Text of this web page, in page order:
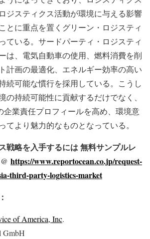
ジスティクス活動が環境に与える影響
とに重点を置くグリーン・ロジスティ
ている。サードパーティ・ロジスティ
は、電気自動車の使用、燃料消費を削
計画の最適化、エネルギー効率の高い
続可能な慣行を採用している。こうし
の持続可能性に貢献するだけでなく、
企業責任プロフィールを高め、環境意
てより魅力的なものとなっている。
戦略を入手するには 無料サンプルレ
https://www.reportocean.co.jp/request-
third-party-logistics-market
of America, Inc.
GmbH